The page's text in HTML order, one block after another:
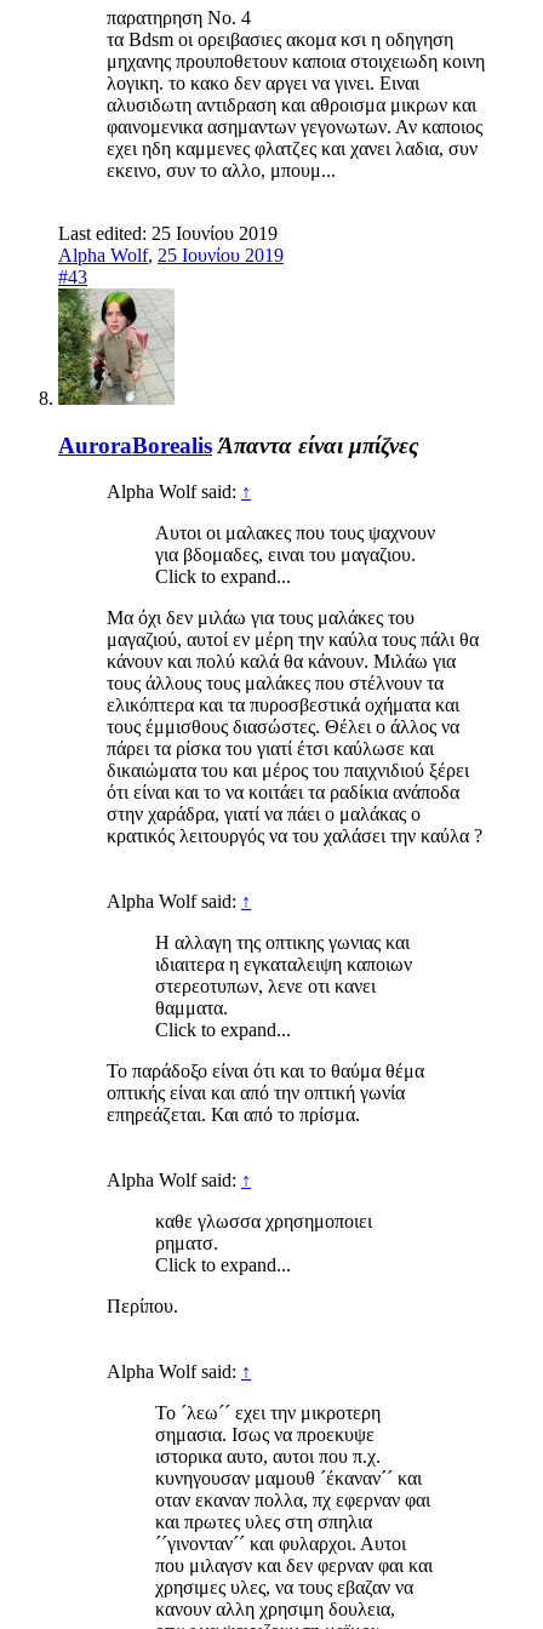
παρατηρηση Νο. 4
τα Βdsm οι ορειβασιες ακομα κσι η οδηγηση
μηχανης προυποθετουν καποια στοιχειωδη κοινη
λογικη. το κακο δεν αργει να γινει. Ειναι
αλυσιδωτη αντιδραση και αθροισμα μικρων και
φαινομενικα ασημαντων γεγονωτων. Αν καποιος
εχει ηδη καμμενες φλατζες και χανει λαδια, συν
εκεινο, συν το αλλο, μπουμ...
Last edited: 25 Ιουνίου 2019
Alpha Wolf, 25 Ιουνίου 2019
#43
AuroraBorealis Άπαντα είναι μπίζνες
Alpha Wolf said: ↑
Αυτοι οι μαλακες που τους ψαχνουν
για βδομαδες, ειναι του μαγαζιου.
Click to expand...
Μα όχι δεν μιλάω για τους μαλάκες του
μαγαζιού, αυτοί εν μέρη την καύλα τους πάλι θα
κάνουν και πολύ καλά θα κάνουν. Μιλάω για
τους άλλους τους μαλάκες που στέλνουν τα
ελικόπτερα και τα πυροσβεστικά οχήματα και
τους έμμισθους διασώστες. Θέλει ο άλλος να
πάρει τα ρίσκα του γιατί έτσι καύλωσε και
δικαιώματα του και μέρος του παιχνιδιού ξέρει
ότι είναι και το να κοιτάει τα ραδίκια ανάποδα
στην χαράδρα, γιατί να πάει ο μαλάκας ο
κρατικός λειτουργός να του χαλάσει την καύλα ?
Alpha Wolf said: ↑
Η αλλαγη της οπτικης γωνιας και
ιδιαιτερα η εγκαταλειψη καποιων
στερεοτυπων, λενε οτι κανει
θαμματα.
Click to expand...
Το παράδοξο είναι ότι και το θαύμα θέμα
οπτικής είναι και από την οπτική γωνία
επηρεάζεται. Και από το πρίσμα.
Alpha Wolf said: ↑
καθε γλωσσα χρησημοποιει
ρηματσ.
Click to expand...
Περίπου.
Alpha Wolf said: ↑
Το ´λεω´´ εχει την μικροτερη
σημασια. Ισως να προεκυψε
ιστορικα αυτο, αυτοι που π.χ.
κυνηγουσαν μαμουθ ´έκαναν´´ και
οταν εκαναν πολλα, πχ εφερναν φαι
και πρωτες υλες στη σπηλια
´´γινονταν´´ και φυλαρχοι. Αυτοι
που μιλαγσν και δεν φερναν φαι και
χρησιμες υλες, να τους εβαζαν να
κανουν αλλη χρησιμη δουλεια,